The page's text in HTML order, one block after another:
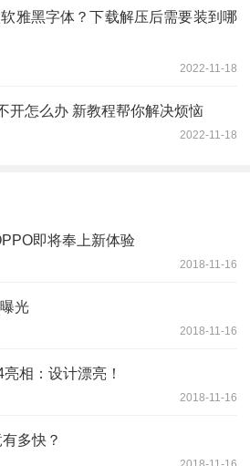
雅黑字体？下载解压后需要装到哪
2022-11-18
开怎么办 新教程帮你解决烦恼
2022-11-18
即将奉上新体验
2018-11-16
光
2018-11-16
相：设计漂亮！
2018-11-16
多快？